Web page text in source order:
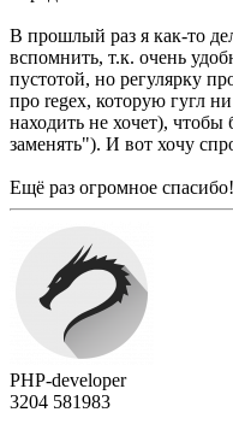
В прошлый раз я как-то
вспомнить, т.к. очень
пустотой, но регулярку
про regex, которую гугл
находить не хочет),
заменять"). И вот хочу
Ещё раз огромное
PHP-developer
3204 581983